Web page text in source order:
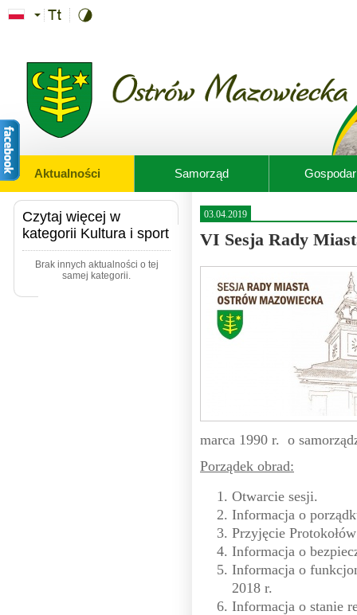
Przejdź do treści
Aktualności Samorząd
Czytaj więcej w
kategorii Kultura i sport
Brak innych aktualności o tej
samej kategorii.
03.04.2019
VI Sesja Rady
marca 1990 r. o
Porządek obrad:
Otwarcie sesji.
Informacja o
Przyjęcie
Informacja o
Informacja o
2018 r.
Informacja o stanie